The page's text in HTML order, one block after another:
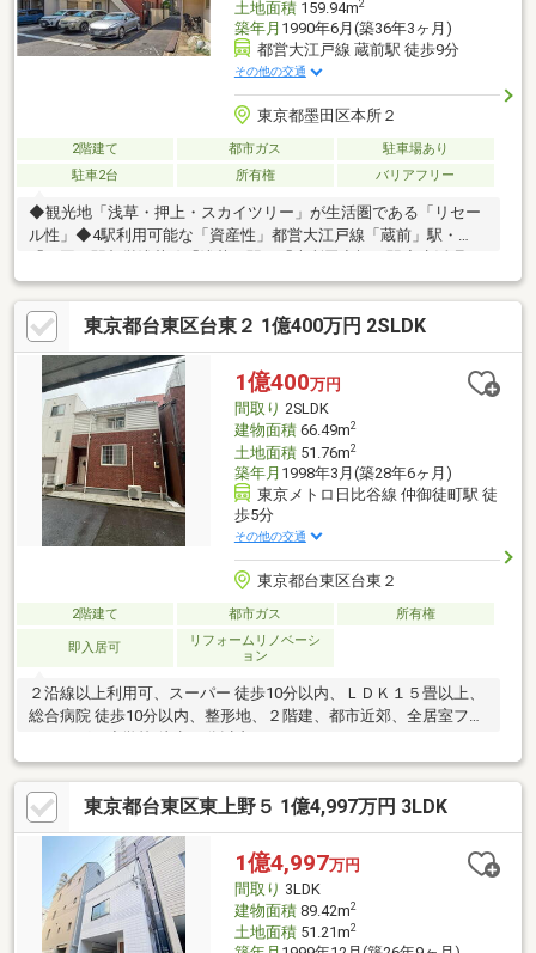
土地面積159.94m2
築年月 1990年6月(築36年3ヶ月)
都営大江戸線 蔵前駅 徒歩9分
その他の交通
東京都墨田区本所２
2階建て 都市ガス
駐車場あり
駐車2台
所有権 バリアフリー
◆観光地「浅草・押上・スカイツリー」が生活圏である「リセー
ル性」◆4駅利用可能な「資産性」都営大江戸線「蔵前」駅・
境・お買い物環境良好～「子育て環境」良好な立地～◆角地×ゆ
とりあるお敷地で自由なプランも。戸建て・社宅・事務所・収益
用地としてもご利用可。◆駐車場3台有◆玄関別～1階：3LDK、2
階：2LDK～ 2013年12月：一部リフォーム改修工事あり(クロ
ス・キッチン・風呂・コンロ・トイレ・床天井等)
東京都台東区台東２ 1億400万円 2SLDK
1億400万円
間取り 2SLDK
建物面積66.49m2
土地面積51.76m2
築年月 1998年3月(築28年6ヶ月)
東京メトロ日比谷線 仲御徒町駅 徒
歩5分
その他の交通
東京都台東区台東２
2階建て 都市ガス 所有権
即入居可
リフォームリノベーシ
ョン
２沿線以上利用可、スーパー 徒歩10分以内、ＬＤＫ１５畳以上、
総合病院 徒歩10分以内、整形地、２階建、都市近郊、全居室フロ
東京都台東区東上野５ 1億4,997万円 3LDK
1億4,997万円
間取り 3LDK
建物面積89.42m2
土地面積51.21m2